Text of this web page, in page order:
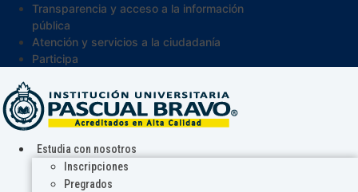
Transparencia y acceso a la información
pública
Atención y servicios a la ciudadanía
Participa
Estudia con nosotros
Inscripciones
Pregrados